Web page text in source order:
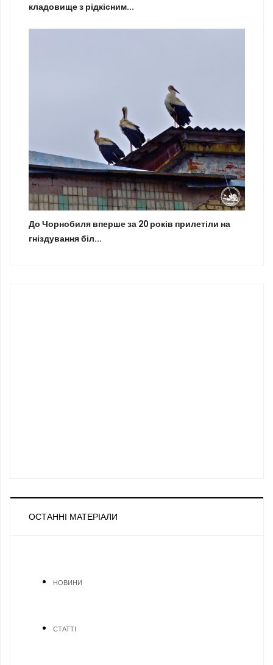
кладовище з рідкісним...
До Чорнобиля вперше за 20 років прилетіли на
гніздування біл...
ОСТАННІ МАТЕРІАЛИ
НОВИНИ
СТАТТІ